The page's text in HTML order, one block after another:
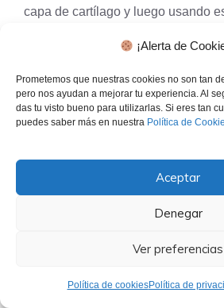
¡Alerta de
Prometemos que nuestras cookies no son tan
pero nos ayudan a mejorar tu experiencia. Al
das tu visto bueno para utilizarlas. Si eres tan
puedes saber más en nuestra Política de
Aceptar
Denegar
Ver preferencias
Política de cookiesPolítica de
capa de cartílago y luego usando
óseas. De esa manera, el nuevo
comienza flexible pero crece fuerte
cartílago ayuda a dirigir la forma y
crecimiento de las nuevas células
Las áreas blandas que permiten el
también se pueden encontrar en
cabezade un
tejido blando aún no ha sido
para acomodar el cerebro en